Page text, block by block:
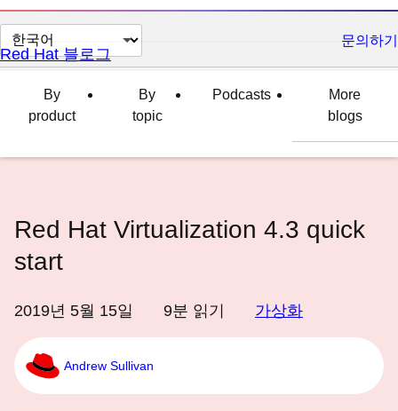
페
이
변
문의하기
Red Hat 블로그
By
product
By
topic
Podcasts
More
blogs
Red Hat Virtualization 4.3 quick
start
2019년 5월 15일 9분 읽기 가상화
Andrew Sullivan